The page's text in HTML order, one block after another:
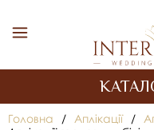
Головна / Аплікації /